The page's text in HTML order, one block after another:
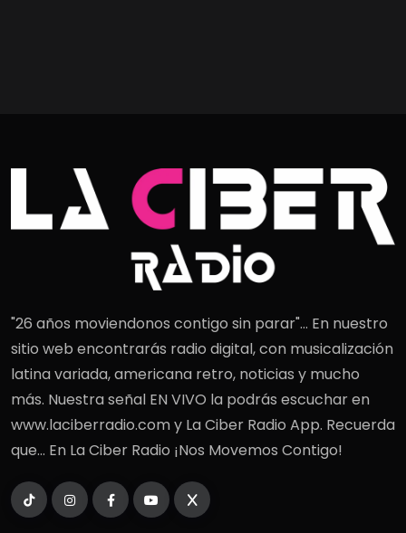
"26 años moviendonos contigo sin parar"... En nuestro
sitio web encontrarás radio digital, con musicalización
latina variada, americana retro, noticias y mucho
más. Nuestra señal EN VIVO la podrás escuchar en
www.laciberradio.com y La Ciber Radio App. Recuerda
que... En La Ciber Radio ¡Nos Movemos Contigo!